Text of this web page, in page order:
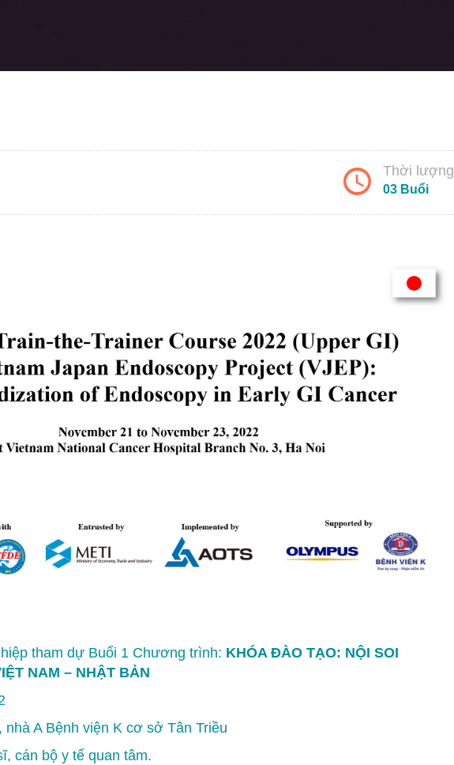
Thời lượng
03 Buổi
tham dự Buổi 1 Chương trình: KHÓA ĐÀO TẠO: NỘI SOI
NAM – NHẬT BẢN
nhà A Bệnh viện K cơ sở Tân Triều
cán bộ y tế quan tâm.